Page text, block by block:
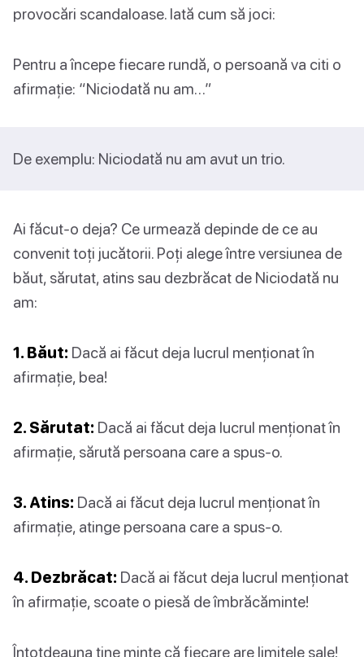
provocări scandaloase. Iată cum să joci:
Pentru a începe fiecare rundă, o persoană va citi o
afirmație: “Niciodată nu am…”
De exemplu: Niciodată nu am avut un trio.
Ai făcut-o deja? Ce urmează depinde de ce au
convenit toți jucătorii. Poți alege între versiunea de
băut, sărutat, atins sau dezbrăcat de Niciodată nu
am:
1. Băut: Dacă ai făcut deja lucrul menționat în
afirmație, bea!
2. Sărutat: Dacă ai făcut deja lucrul menționat în
afirmație, sărută persoana care a spus-o.
3. Atins: Dacă ai făcut deja lucrul menționat în
afirmație, atinge persoana care a spus-o.
4. Dezbrăcat: Dacă ai făcut deja lucrul menționat
în afirmație, scoate o piesă de îmbrăcăminte!
Întotdeauna ține minte că fiecare are limitele sale!